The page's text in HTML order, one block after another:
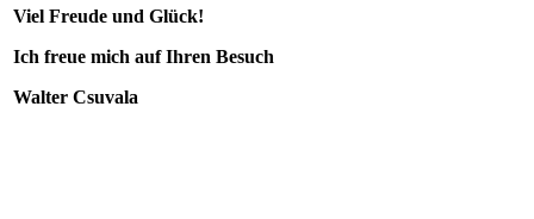
Viel Freude und Glück!
Ich freue mich auf Ihren Besuch
Walter Csuvala